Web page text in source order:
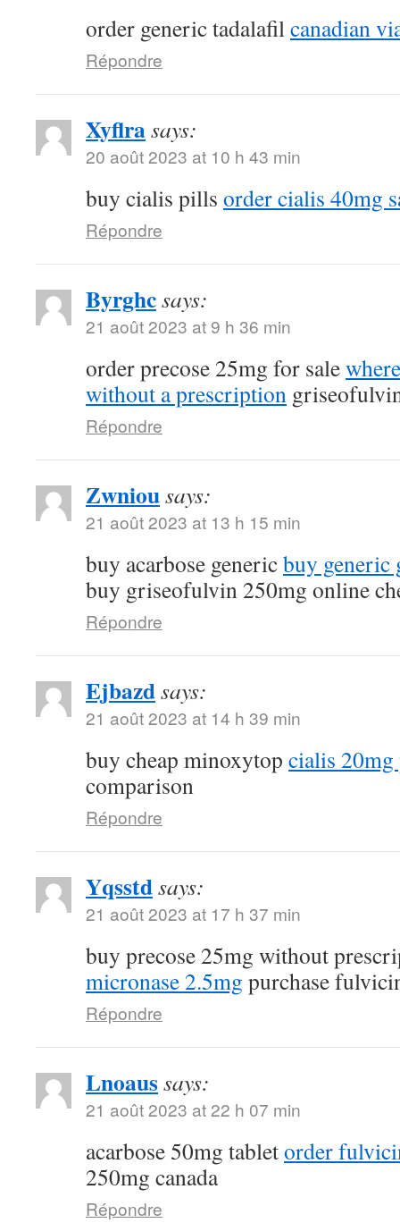
order generic tadalafilcanadian
Répondre
Xyflrasays:
20 août 2023 at 10 h 43 min
buy cialis pills order cialis 40mg
Répondre
Byrghcsays:
21 août 2023 at 9 h 36 min
order precose 25mg for sale
without a prescription
Répondre
Zwniousays:
21 août 2023 at 13 h 15 min
buy acarbose genericbuy generic
buy griseofulvin 250mg online
Répondre
Ejbazdsays:
21 août 2023 at 14 h 39 min
buy cheap minoxytop cialis
comparison
Répondre
Yqsstdsays:
21 août 2023 at 17 h 37 min
buy precose 25mg without
micronase 2.5mg purchase
Répondre
Lnoaussays:
21 août 2023 at 22 h 07 min
acarbose 50mg tabletorder
250mg canada
Répondre